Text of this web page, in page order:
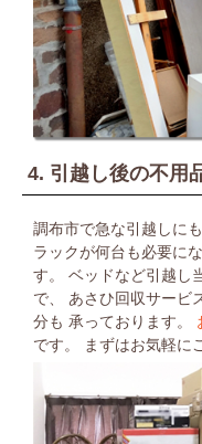
4. 引越し後の不用
調布市で急な引越しに
ラックが何台も必要に
す。
ベッドなど引越し
で、
あさひ回収サービ
分も 承っております。
です。
まずはお気軽に